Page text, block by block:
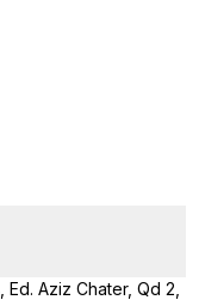
Aziz Chater, Qd 2,